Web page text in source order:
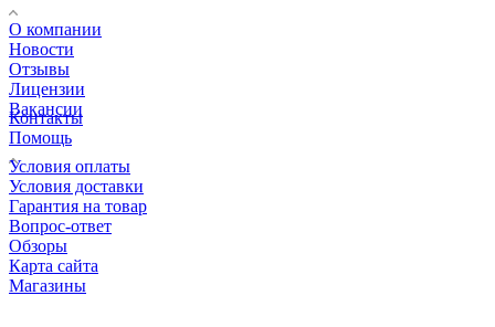
О компании
Новости
Отзывы
Лицензии
Вакансии
Контакты
Помощь
Условия оплаты
Условия доставки
Гарантия на товар
Вопрос-ответ
Обзоры
Карта сайта
Магазины